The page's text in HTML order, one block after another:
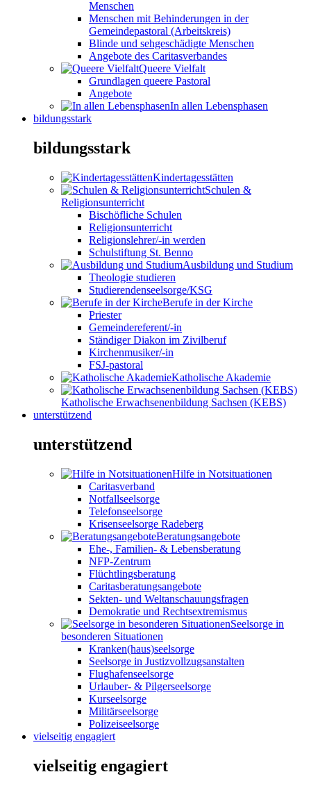
Menschen
Menschen mit Behinderungen in der
Gemeindepastoral (Arbeitskreis)
Blinde und sehgeschädigte Menschen
Angebote des Caritasverbandes
Queere Vielfalt
Grundlagen queere Pastoral
Angebote
In allen Lebensphasen
bildungsstark
bildungsstark
Kindertagesstätten
Schulen &
Religionsunterricht
Bischöfliche Schulen
Religionsunterricht
Religionslehrer/-in werden
Schulstiftung St. Benno
Ausbildung und Studium
Theologie studieren
Studierendenseelsorge/KSG
Berufe in der Kirche
Priester
Gemeindereferent/-in
Ständiger Diakon im Zivilberuf
Kirchenmusiker/-in
FSJ-pastoral
Katholische Akademie
Katholische Erwachsenenbildung Sachsen (KEBS)
unterstützend
unterstützend
Hilfe in Notsituationen
Caritasverband
Notfallseelsorge
Telefonseelsorge
Krisenseelsorge Radeberg
Beratungsangebote
Ehe-, Familien- & Lebensberatung
NFP-Zentrum
Flüchtlingsberatung
Caritasberatungsangebote
Sekten- und Weltanschauungsfragen
Demokratie und Rechtsextremismus
Seelsorge in
besonderen Situationen
Kranken(haus)seelsorge
Seelsorge in Justizvollzugsanstalten
Flughafenseelsorge
Urlauber- & Pilgerseelsorge
Kurseelsorge
Militärseelsorge
Polizeiseelsorge
vielseitig engagiert
vielseitig engagiert